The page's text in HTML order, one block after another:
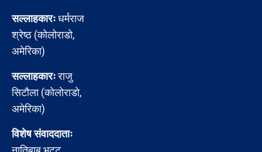
सल्लाहकारःधर्मराज
श्रेष्ठ (कोलोराडो,
अमेरिका)
सल्लाहकारःराजु
सिटौला (कोलोराडो,
अमेरिका)
विशेष संवाददाताः